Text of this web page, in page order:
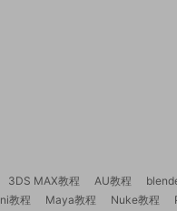
3DS MAX教程 AU教程
教程
Maya教程 Nuke教程